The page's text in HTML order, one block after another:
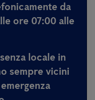
da
ore 07:00 alle
locale in
sempre vicini